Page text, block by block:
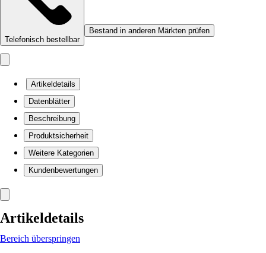
Telefonisch bestellbar
Bestand in anderen Märkten prüfen
Artikeldetails
Datenblätter
Beschreibung
Produktsicherheit
Weitere Kategorien
Kundenbewertungen
Artikeldetails
Bereich überspringen